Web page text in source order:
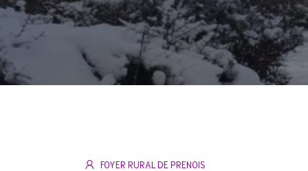
FOYER RURAL DE PRENOIS